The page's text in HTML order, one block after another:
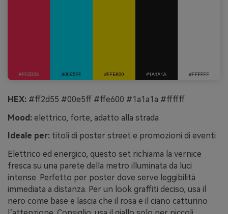
HEX: #ff2d55 #00e5ff #ffe600 #1a1a1a #ffffff
Mood: elettrico, forte, adatto alla strada
Ideale per: titoli di poster street e promozioni di eventi
Elettrico ed energico, questo set richiama la vernice
fresca su una parete della metro illuminata da luci
intense. Perfetto per poster dove serve leggibilità
immediata a distanza. Per un look graffiti deciso, usa il
nero come base e lascia che il rosa e il ciano catturino